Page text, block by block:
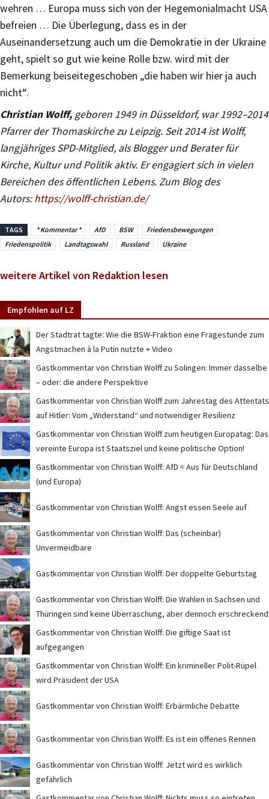
wehren … Europa muss sich von der Hegemonialmacht USA
befreien … Die Überlegung, dass es in der
Auseinandersetzung auch um die Demokratie in der Ukraine
geht, spielt so gut wie keine Rolle bzw. wird mit der
Bemerkung beiseitegeschoben „die haben wir hier ja auch
nicht“.
Christian Wolff, geboren 1949 in Düsseldorf, war 1992–2014
Pfarrer der Thomaskirche zu Leipzig. Seit 2014 ist Wolff,
langjähriges SPD-Mitglied, als Blogger und Berater für
Kirche, Kultur und Politik aktiv. Er engagiert sich in vielen
Bereichen des öffentlichen Lebens. Zum Blog des
Autors:https://wolff-christian.de/
TAGS * Kommentar * AfD BSW
Friedensbewegungen
Friedenspolitik
Landtagswahl Russland Ukraine
weitere Artikel von Redaktion lesen
Empfohlen auf LZ
Der Stadtrat tagte: Wie die BSW-Fraktion eine Fragestunde zum
Angstmachen à la Putin nutzte + Video
Gastkommentar von Christian Wolff zu Solingen: Immer dasselbe
– oder: die andere Perspektive
Gastkommentar von Christian Wolff zum Jahrestag des Attentats
auf Hitler: Vom „Widerstand“ und notwendiger Resilienz
Gastkommentar von Christian Wolff zum heutigen Europatag: Das
vereinte Europa ist Staatsziel und keine politische Option!
Gastkommentar von Christian Wolff: AfD = Aus für Deutschland
(und Europa)
Gastkommentar von Christian Wolff: Angst essen Seele auf
Gastkommentar von Christian Wolff: Das (scheinbar)
Unvermeidbare
Gastkommentar von Christian Wolff: Der doppelte Geburtstag
Gastkommentar von Christian Wolff: Die Wahlen in Sachsen und
Thüringen sind keine Überraschung, aber dennoch erschreckend
Gastkommentar von Christian Wolff: Die giftige Saat ist
aufgegangen
Gastkommentar von Christian Wolff: Ein krimineller Polit-Rüpel
wird Präsident der USA
Gastkommentar von Christian Wolff: Erbärmliche Debatte
Gastkommentar von Christian Wolff: Es ist ein offenes Rennen
Gastkommentar von Christian Wolff: Jetzt wird es wirklich
gefährlich